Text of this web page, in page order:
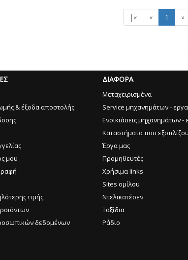
|« « 1 »
& έξοδα αποστολής
μου
τιμής
δεδομένων
ΔΙΑΦΟΡΑ
Μεταχειρισμένα
Service μηχανημάτων -
Ενοικιάσεις μηχανημάτων -
Καταστήματα που
Έργα μας
Προμηθευτές
Χρήσιμα links
Sites ομίλου
Ντελικατέσεν
Ταξίδια
Ράδιο